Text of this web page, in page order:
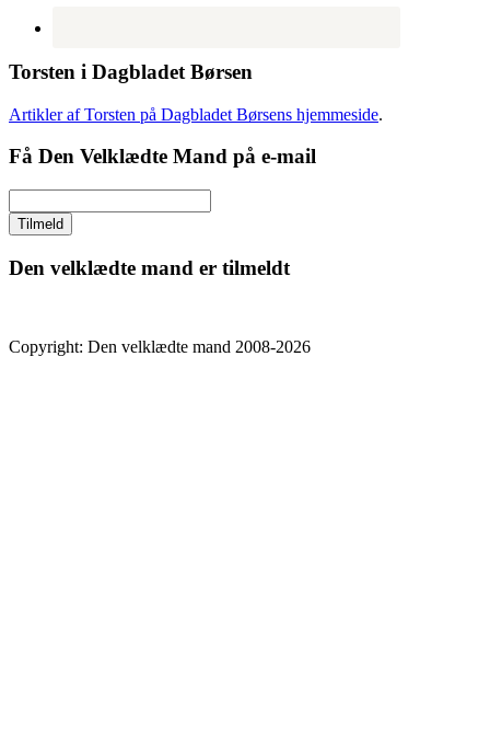
Torsten i Dagbladet Børsen
Artikler af Torsten på Dagbladet Børsens hjemmeside.
Få Den Velklædte Mand på e-mail
Den velklædte mand er tilmeldt
Copyright: Den velklædte mand 2008-2026